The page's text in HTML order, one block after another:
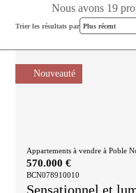
Nous avons 19
Trier les résultats par Plus récent
Nouveauté
Appartements à vendre à Poble
570.000 €
BCN078910010
Sensationnel et